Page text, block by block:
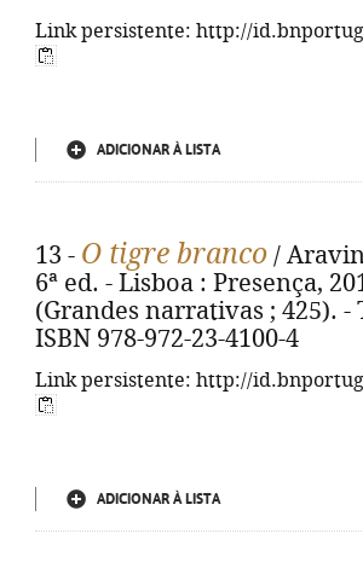
Link persistente: http://
ADICIONAR À LISTA
13 - O tigre branco /
6ª ed. - Lisboa : Presença,
(Grandes narrativas ; 425).
ISBN 978-972-23-4100-4
Link persistente: http://
ADICIONAR À LISTA